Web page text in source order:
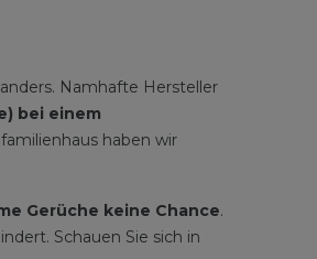
Namhafte Hersteller
bei einem
haben wir
Gerüche keine Chance.
Schauen Sie sich in